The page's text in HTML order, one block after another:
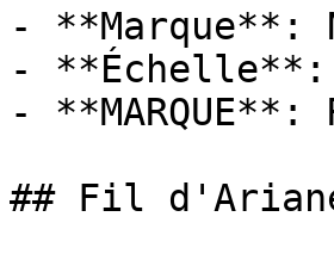
- **Marque**:
- **Échelle**:
- **MARQUE**:
## Fil